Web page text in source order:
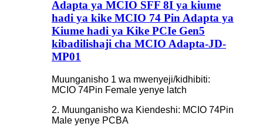
Adapta ya MCIO SFF 8I ya kiume
hadi ya kike MCIO 74 Pin Adapta ya
Kiume hadi ya Kike PCIe Gen5
kibadilishaji cha MCIO Adapta-JD-
MP01
Muunganisho 1 wa mwenyeji/kidhibiti:
MCIO 74Pin Female yenye latch
2. Muunganisho wa Kiendeshi: MCIO 74Pin
Male yenye PCBA